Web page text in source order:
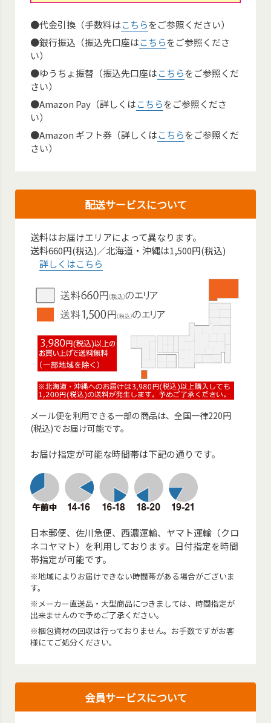
●代金引換（手数料はこちらをご参照ください）
●銀行振込（振込先口座はこちらをご参照くださ
い）
●ゆうちょ振替（振込先口座はこちらをご参照くだ
さい）
●Amazon Pay（詳しくはこちらをご参照くださ
い）
●Amazon ギフト券（詳しくはこちらをご参照くだ
さい）
配送サービスについて
送料はお届けエリアによって異なります。
送料660円(税込)／北海道・沖縄は1,500円(税込)
詳しくはこちら
メール便を利用できる一部の商品は、全国一律220円
(税込)でお届け可能です。
お届け指定が可能な時間帯は下記の通りです。
日本郵便、佐川急便、西濃運輸、ヤマト運輸（クロ
ネコヤマト）を利用しております。日付指定を時間
帯指定が可能です。
※地域によりお届けできない時間帯がある場合がございま
す。
※メーカー直送品・大型商品につきましては、時間指定が
出来ませんので予めご了承ください。
※梱包資材の回収は行っておりません。お手数ですがお客
様にてご処分ください。
会員サービスについて